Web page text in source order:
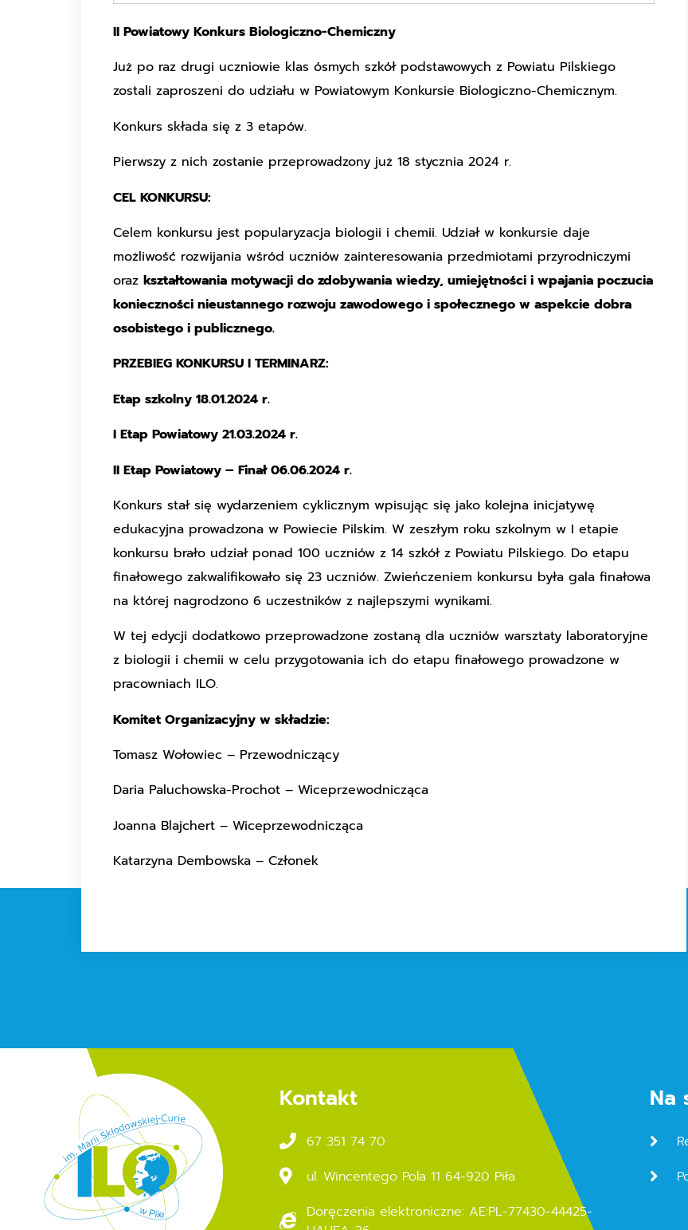
II Powiatowy Konkurs Biologiczno-Chemiczny
Już po raz drugi uczniowie klas ósmych szkół podstawowych z Powiatu Pilskiego
zostali zaproszeni do udziału w Powiatowym Konkursie Biologiczno-Chemicznym.
Konkurs składa się z 3 etapów.
Pierwszy z nich zostanie przeprowadzony już 18 stycznia 2024 r.
CEL KONKURSU:
Celem konkursu jest popularyzacja biologii i chemii. Udział w konkursie daje
możliwość rozwijania wśród uczniów zainteresowania przedmiotami przyrodniczymi
oraz kształtowania motywacji do zdobywania wiedzy, umiejętności i wpajania poczucia
konieczności nieustannego rozwoju zawodowego i społecznego w aspekcie dobra
osobistego i publicznego.
PRZEBIEG KONKURSU I TERMINARZ:
Etap szkolny 18.01.2024 r.
I Etap Powiatowy 21.03.2024 r.
II Etap Powiatowy – Finał 06.06.2024 r.
Konkurs stał się wydarzeniem cyklicznym wpisując się jako kolejna inicjatywę
edukacyjna prowadzona w Powiecie Pilskim. W zeszłym roku szkolnym w I etapie
konkursu brało udział ponad 100 uczniów z 14 szkół z Powiatu Pilskiego. Do etapu
finałowego zakwalifikowało się 23 uczniów. Zwieńczeniem konkursu była gala finałowa
na której nagrodzono 6 uczestników z najlepszymi wynikami.
W tej edycji dodatkowo przeprowadzone zostaną dla uczniów warsztaty laboratoryjne
z biologii i chemii w celu przygotowania ich do etapu finałowego prowadzone w
pracowniach ILO.
Komitet Organizacyjny w składzie:
Tomasz Wołowiec – Przewodniczący
Daria Paluchowska-Prochot – Wiceprzewodnicząca
Joanna Blajchert – Wiceprzewodnicząca
Katarzyna Dembowska – Członek
Kontakt
67 351 74 70
ul. Wincentego Pola 11 64-920 Piła
Doręczenia elektroniczne: AE:PL-77430-44425-
Na